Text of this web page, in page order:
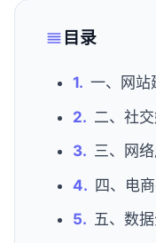
目录
一、网站
二、社
三、网
四、电
五、数